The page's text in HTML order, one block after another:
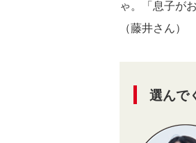
ゃ。「息子が
（藤井さん）
選んで